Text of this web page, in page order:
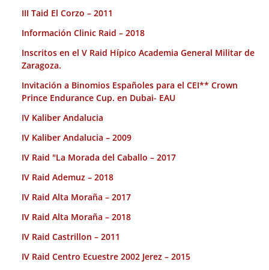
III Taid El Corzo – 2011
Información Clinic Raid – 2018
Inscritos en el V Raid Hípico Academia General Militar de
Zaragoza.
Invitación a Binomios Españoles para el CEI** Crown
Prince Endurance Cup. en Dubai- EAU
IV Kaliber Andalucia
IV Kaliber Andalucia – 2009
IV Raid "La Morada del Caballo – 2017
IV Raid Ademuz – 2018
IV Raid Alta Moraña – 2017
IV Raid Alta Moraña – 2018
IV Raid Castrillon – 2011
IV Raid Centro Ecuestre 2002 Jerez – 2015